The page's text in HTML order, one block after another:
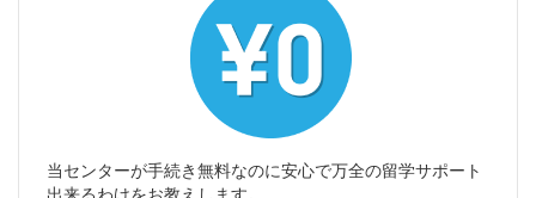
当センターが手続き無料なのに安心で万全の留学サポート